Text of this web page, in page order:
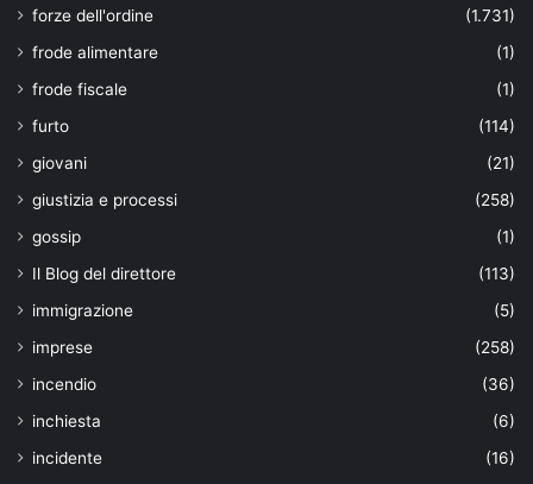
forze dell'ordine
(1.731)
frode alimentare
(1)
frode fiscale
(1)
furto
(114)
giovani
(21)
giustizia e processi
(258)
gossip
(1)
Il Blog del direttore
(113)
immigrazione
(5)
imprese
(258)
incendio
(36)
inchiesta
(6)
incidente
(16)